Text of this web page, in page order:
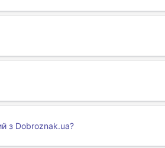
з Dobroznak.ua?